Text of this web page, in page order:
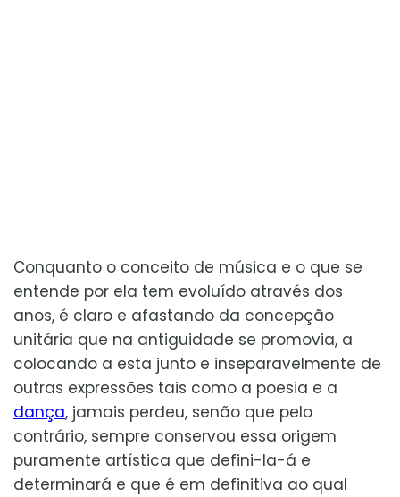
Conquanto o conceito de música e o que se
entende por ela tem evoluído através dos
anos, é claro e afastando da concepção
unitária que na antiguidade se promovia, a
colocando a esta junto e inseparavelmente de
outras expressões tais como a poesia e a
dança, jamais perdeu, senão que pelo
contrário, sempre conservou essa origem
puramente artística que defini-la-á e
determinará e que é em definitiva ao qual